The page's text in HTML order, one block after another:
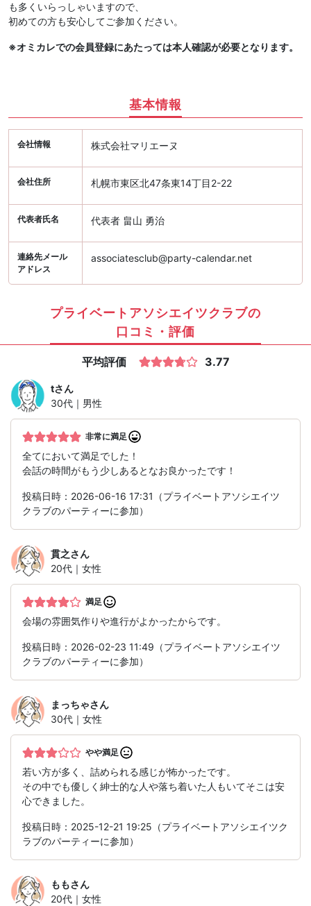
も多くいらっしゃいますので、
初めての方も安心してご参加ください。
※オミカレでの会員登録にあたっては本人確認が必要となります。
基本情報
会社情報 株式会社マリエーヌ
会社住所 札幌市東区北47条東14丁目2-22
代表者氏名 代表者 畠山 勇治
連絡先メール
アドレス
associatesclub@party-calendar.net
プライベートアソシエイツクラブの
口コミ・評価
平均評価 3.77
tさん
30代｜男性
非常に満足
全てにおいて満足でした！
会話の時間がもう少しあるとなお良かったです！
投稿日時：2026-06-16 17:31（プライベートアソシエイツ
クラブのパーティーに参加）
貫之さん
20代｜女性
満足
会場の雰囲気作りや進行がよかったからです。
投稿日時：2026-02-23 11:49（プライベートアソシエイツ
クラブのパーティーに参加）
まっちゃさん
30代｜女性
やや満足
若い方が多く、詰められる感じが怖かったです。
その中でも優しく紳士的な人や落ち着いた人もいてそこは安
心できました。
投稿日時：2025-12-21 19:25（プライベートアソシエイツク
ラブのパーティーに参加）
ももさん
20代｜女性